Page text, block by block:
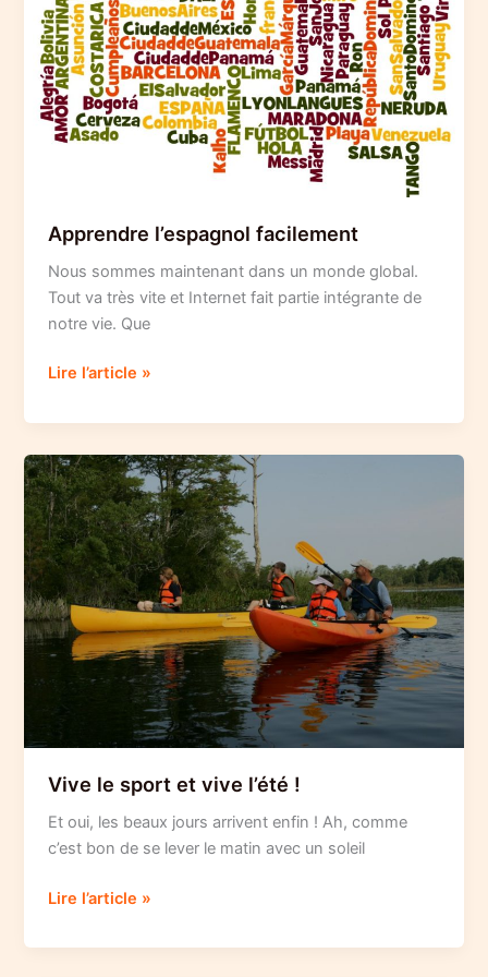
Apprendre l’espagnol facilement
Nous sommes maintenant dans un monde global.
Tout va très vite et Internet fait partie intégrante de
notre vie. Que
Apprendre
facilement
Lire l’article »
Vive le sport et vive l’été !
Et oui, les beaux jours arrivent enfin ! Ah, comme
c’est bon de se lever le matin avec un soleil
Vive
sport
Lire l’article »